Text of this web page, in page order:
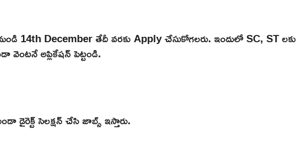
14th December తేదీ వరకు Apply చేసుకోగలరు. ఇందులో SC, ST లకు
వెంటనే అప్లికేషన్ పెట్టండి.
డైరెక్ట్ సెలక్షన్ చేసి జాబ్స్ ఇస్తారు.